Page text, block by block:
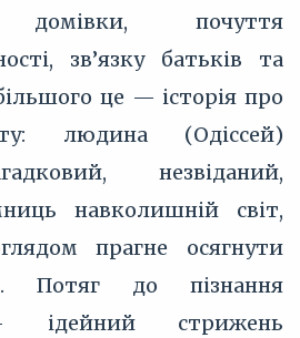
домівки, почуття
зв’язку батьків та
це — історія про
людина (Одіссей)
незвіданий,
навколишній світ,
прагне осягнути
Потяг до пізнання
ідейний стрижень